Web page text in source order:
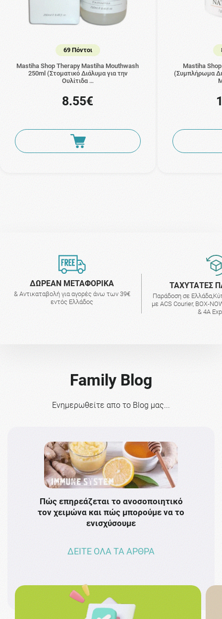
69 Πόντοι
Mastiha Shop Therapy Mastiha Mouthwash
250ml (Στοματικό Διάλυμα για την
Ουλίτιδα …
8.55€
Mastiha
(Συμπλήρωμα
ΔΩΡΕΑΝ ΜΕΤΑΦΟΡΙΚΑ
& Αντικαταβολή για αγορές άνω των 39€
εντός Ελλάδος
ΤΑΧΥΤΑΤΕΣ
Παράδοση σε
με ACS Courier, BOX-
& 4A
Family Blog
Ενημερωθείτε απο το Blog μας...
Πώς επηρεάζεται το ανοσοποιητικό
τον χειμώνα και πώς μπορούμε να το
ενισχύσουμε
ΔΕΙΤΕ ΟΛΑ ΤΑ ΑΡΘΡΑ